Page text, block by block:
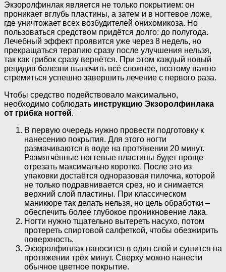
Экзоролфинлак является не только покрытием: он
проникает вглубь пластины, а затем и в ногтевое ложе,
где уничтожает всех возбудителей онихомикоза. Но
пользоваться средством придётся долго: до полугода.
Лечебный эффект проявится уже через 8 недель, но
прекращаться терапию сразу после улучшения нельзя,
так как грибок сразу вернётся. При этом каждый новый
рецидив болезни вылечить всё сложнее, поэтому важно
стремиться успешно завершить лечение с первого раза.
Чтобы средство подействовало максимально,
необходимо соблюдать инструкцию Экзоролфинлака
от грибка ногтей.
В первую очередь нужно провести подготовку к
нанесению покрытия. Для этого ногти
размачиваются в воде на протяжении 20 минут.
Размягчённые ногтевые пластины будет проще
отрезать максимально коротко. После это из
упаковки достаётся одноразовая пилочка, которой
не только подравнивается срез, но и снимается
верхний слой пластины. При классическом
маникюре так делать нельзя, но цель обработки –
обеспечить более глубокое проникновение лака.
Ногти нужно тщательно вытереть насухо, потом
протереть спиртовой салфеткой, чтобы обезжирить
поверхность.
Экзоролфинлак наносится в один слой и сушится на
протяжении трёх минут. Сверху можно нанести
обычное цветное покрытие.